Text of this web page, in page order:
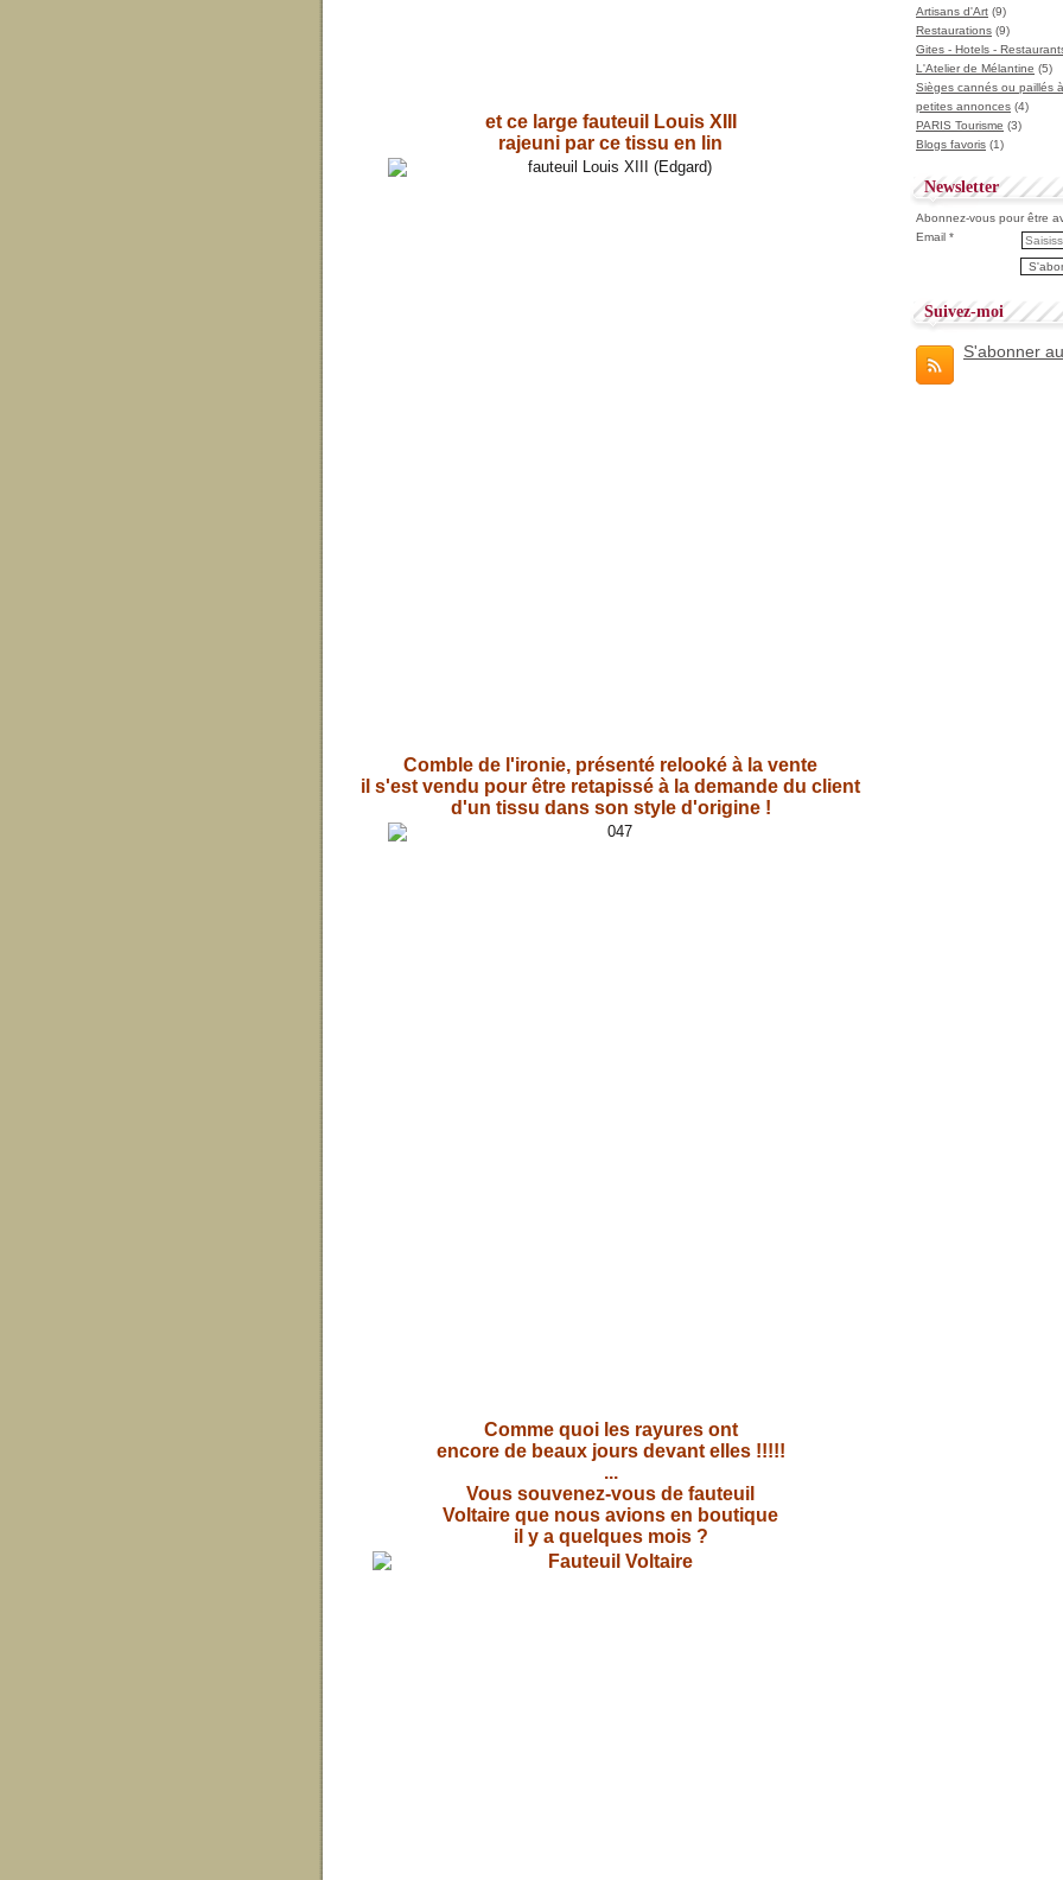
et ce large fauteuil Louis XIII
rajeuni par ce tissu en lin
Comble de l'ironie, présenté relooké à la vente
il s'est vendu pour être retapissé à la demande du client
d'un tissu dans son style d'origine !
Comme quoi les rayures ont
encore de beaux jours devant elles !!!!!
...
Vous souvenez-vous de fauteuil
Voltaire que nous avions en boutique
il y a quelques mois ?
Artisans d'Art (9)
Restaurations (9)
Gites - Hotels -
L'Atelier de Mélantine (5)
Sièges cannés ou paillés
petites annonces (4)
PARIS Tourisme (3)
Blogs favoris (1)
Newsletter
Abonnez-vous pour être
Email
Suivez-moi
S'abonner